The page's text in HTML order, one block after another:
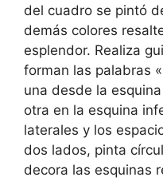
del cuadro se pintó
demás colores
esplendor. Realiza
forman las palabras
una desde la
otra en la esquina
laterales y los
dos lados, pinta
decora las esquinas